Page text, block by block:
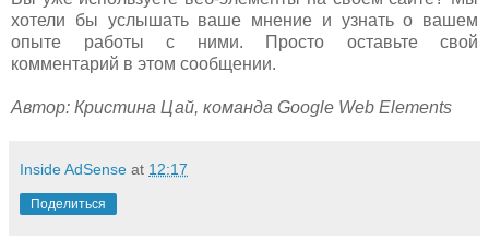
хотели бы услышать ваше мнение и узнать о вашем
опыте работы с ними. Просто оставьте свой
комментарий в этом сообщении.
Автор: Кристина Цай, команда Google Web Elements
Inside AdSense at 12:17
Поделиться